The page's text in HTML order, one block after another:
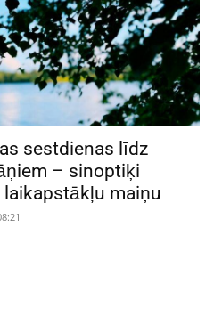
sestdienas līdz
– sinoptiķi
laikapstākļu maiņu